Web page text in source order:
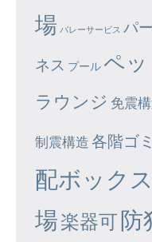
場 バレーサービス パ
ネス プール ペ
ラウンジ 免震
制震構造 各階ゴ
配ボックス
場楽器可防